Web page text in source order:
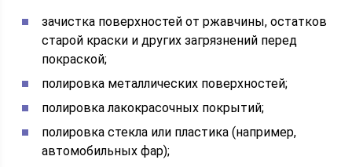
зачистка поверхностей от ржавчины, остатков
старой краски и других загрязнений перед
покраской;
полировка металлических поверхностей;
полировка лакокрасочных покрытий;
полировка стекла или пластика (например,
автомобильных фар);